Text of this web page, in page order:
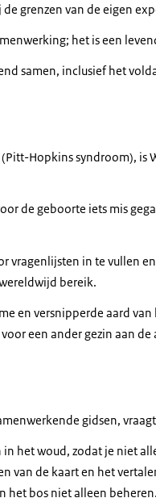
de grenzen van de eigen
het is een
samen, inclusief het
Pitt-Hopkinssyndroom), is
de geboorte iets mis
vragenlijsten in te vullen
bereik.
en versnipperde aard
een ander gezin aan
gidsen,
het woud, zodat je niet
van de kaart en het
het bos niet alleen